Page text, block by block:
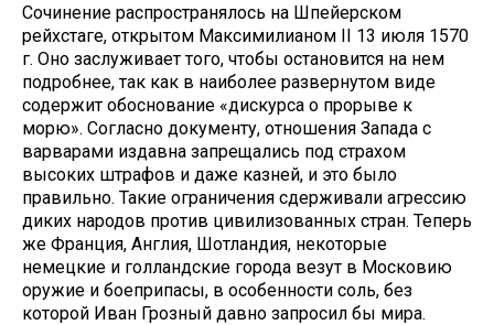
Сочинение распространялось на Шпейерском
рейхстаге, открытом Максимилианом II 13 июля 1570
г. Оно заслуживает того, чтобы остановится на нем
подробнее, так как в наиболее развернутом виде
содержит обоснование «дискурса о прорыве к
морю». Согласно документу, отношения Запада с
варварами издавна запрещались под страхом
высоких штрафов и даже казней, и это было
правильно. Такие ограничения сдерживали агрессию
диких народов против цивилизованных стран. Теперь
же Франция, Англия, Шотландия, некоторые
немецкие и голландские города везут в Московию
оружие и боеприпасы, в особенности соль, без
которой Иван Грозный давно запросил бы мира.